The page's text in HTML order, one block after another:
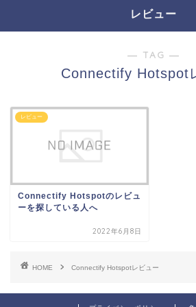
レビュー
― TAG ―
Connectify Hotspot
レビュー
Connectify Hotspotのレビュ
ーを探している人へ
2022年6月8日
HOME Connectify Hotspotレビュー